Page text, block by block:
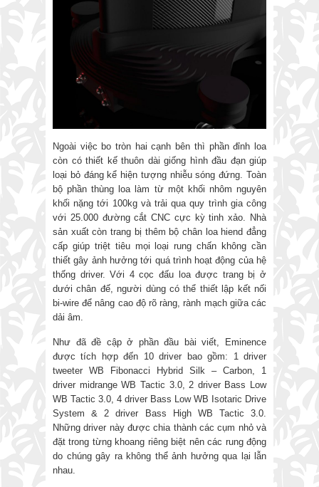
Ngoài việc bo tròn hai cạnh bên thì phần đỉnh loa
còn có thiết kế thuôn dài giống hình đầu đạn giúp
loại bỏ đáng kể hiện tượng nhiễu sóng đứng. Toàn
bộ phần thùng loa làm từ một khối nhôm nguyên
khối nặng tới 100kg và trải qua quy trình gia công
với 25.000 đường cắt CNC cực kỳ tinh xảo. Nhà
sản xuất còn trang bị thêm bộ chân loa hiend đẳng
cấp giúp triệt tiêu mọi loại rung chấn không cần
thiết gây ảnh hưởng tới quá trình hoạt động của hệ
thống driver. Với 4 cọc đấu loa được trang bị ở
dưới chân đế, người dùng có thể thiết lập kết nối
bi-wire để nâng cao độ rõ ràng, rành mạch giữa các
dải âm.
Như đã đề cập ở phần đầu bài viết, Eminence
được tích hợp đến 10 driver bao gồm: 1 driver
tweeter WB Fibonacci Hybrid Silk – Carbon, 1
driver midrange WB Tactic 3.0, 2 driver Bass Low
WB Tactic 3.0, 4 driver Bass Low WB Isotaric Drive
System & 2 driver Bass High WB Tactic 3.0.
Những driver này được chia thành các cụm nhỏ và
đặt trong từng khoang riêng biệt nên các rung động
do chúng gây ra không thể ảnh hưởng qua lại lẫn
nhau.